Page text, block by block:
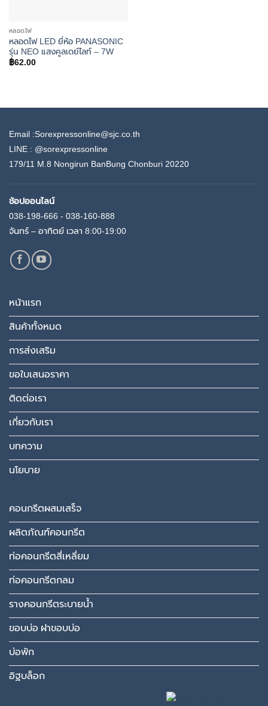
หลอดไฟ
หลอดไฟ LED ยี่ห้อ PANASONIC
รุ่น NEO แสงคูลเดย์ไลท์ – 7W
฿62.00
Email :Sorexpressonline@sjc.co.th
LINE : @sorexpressonline
179/11 M.8 Nongirun BanBung Chonburi 20220
ช้อปออนไลน์
038-198-666 - 038-160-888
จันทร์ – อาทิตย์ เวลา 8:00-19:00
หน้าแรก
สินค้าทั้งหมด
การส่งเสริม
ขอใบเสนอราคา
ติดต่อเรา
เกี่ยวกับเรา
บทความ
นโยบาย
คอนกรีตผสมเสร็จ
ผลิตภัณฑ์คอนกรีต
ท่อคอนกรีตสี่เหลี่ยม
ท่อคอนกรีตกลม
รางคอนกรีตระบายน้ำ
ขอบบ่อ ฝาขอบบ่อ
บ่อพัก
อิฐบล็อก